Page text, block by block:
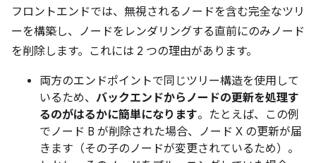
フロントエンドでは、無視されるノードを含む完全なツリ
ーを構築し、ノードをレンダリングする直前にのみノード
を削除します。これには 2 つの理由があります。
両方のエンドポイントで同じツリー構造を使用して
いるため、 バックエンドからノードの更新を処理す
るのがはるかに簡単になります。たとえば、この例
でノード B が削除された場合、ノード X の更新が届
きます（その子のノードが変更されているため）。